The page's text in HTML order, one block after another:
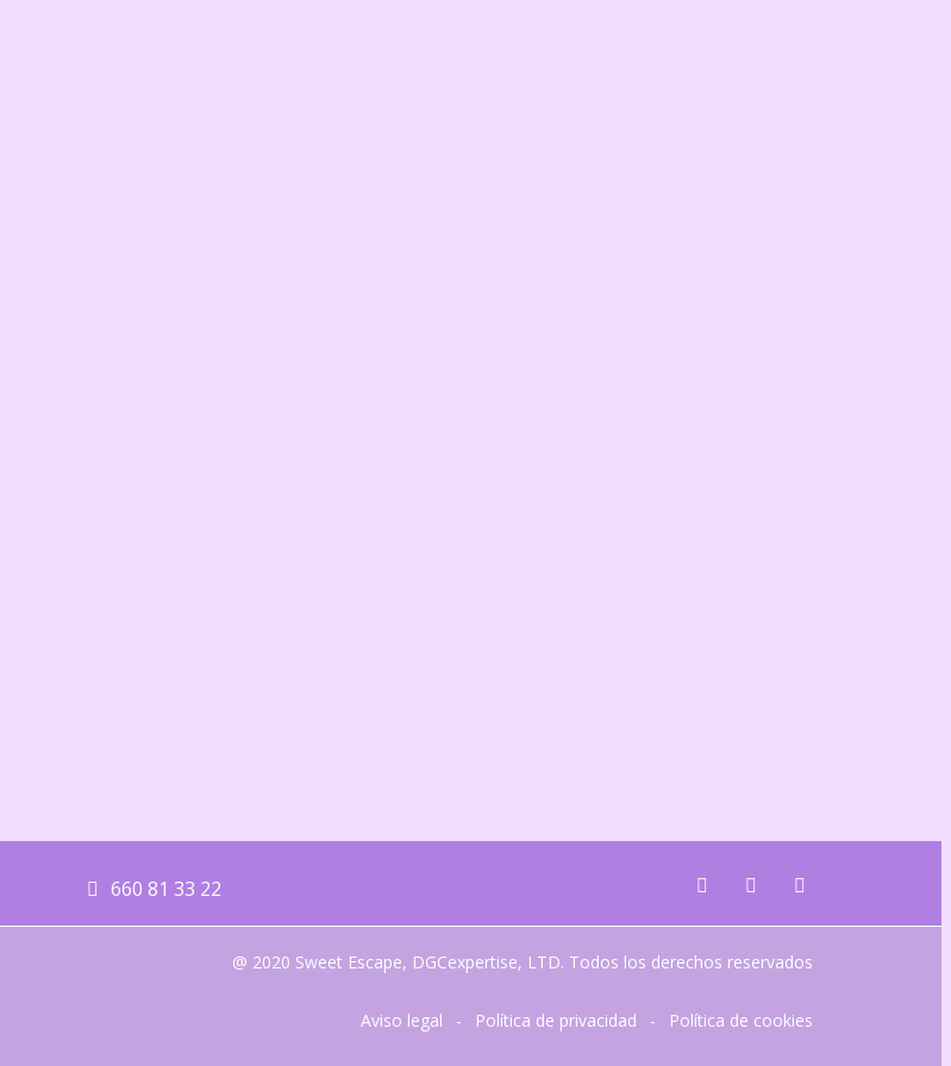
660 81 33 22
@ 2020 Sweet Escape, DGCexpertise, LTD. Todos los derechos reservados
Aviso legal - Política de privacidad - Política de cookies